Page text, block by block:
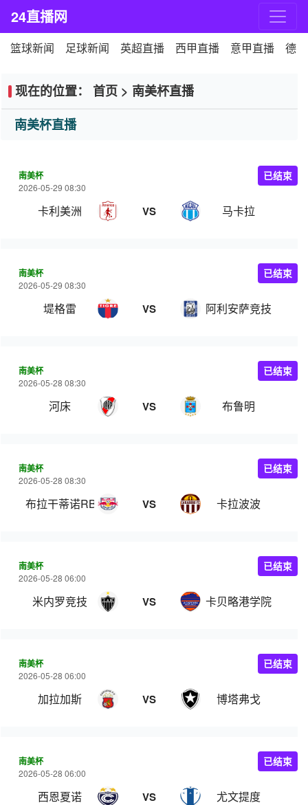
24直播网
篮球新闻 足球新闻 英超直播 西甲直播 意甲直播 德
现在的位置： 首页 > 南美杯直播
南美杯直播
南美杯
2026-05-29 08:30
卡利美洲 VS 马卡拉
已结束
南美杯
2026-05-29 08:30
堤格雷 VS 阿利安萨竞技
已结束
南美杯
2026-05-28 08:30
河床 VS 布鲁明
已结束
南美杯
2026-05-28 08:30
布拉干蒂诺RB VS 卡拉波波
已结束
南美杯
2026-05-28 06:00
米内罗竞技 VS 卡贝略港学院
已结束
南美杯
2026-05-28 06:00
加拉加斯 VS 博塔弗戈
已结束
南美杯
2026-05-28 06:00
西恩夏诺 VS 尤文提度
已结束